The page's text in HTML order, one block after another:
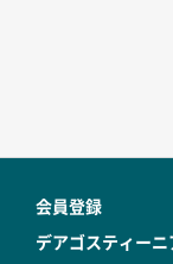
会員登録
デアゴスティー